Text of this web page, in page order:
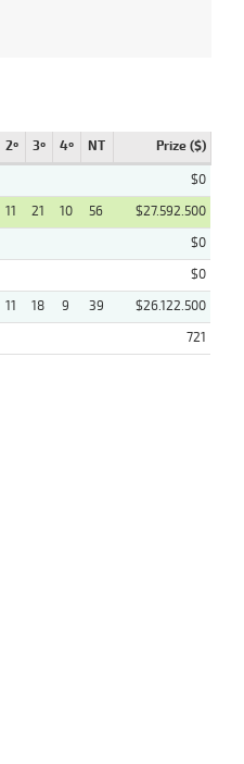
2º 3º 4º NT Prize ($)
$0
11 21 10 56
$27.592.500
$0
$0
11 18 9 39
$26.122.500
721